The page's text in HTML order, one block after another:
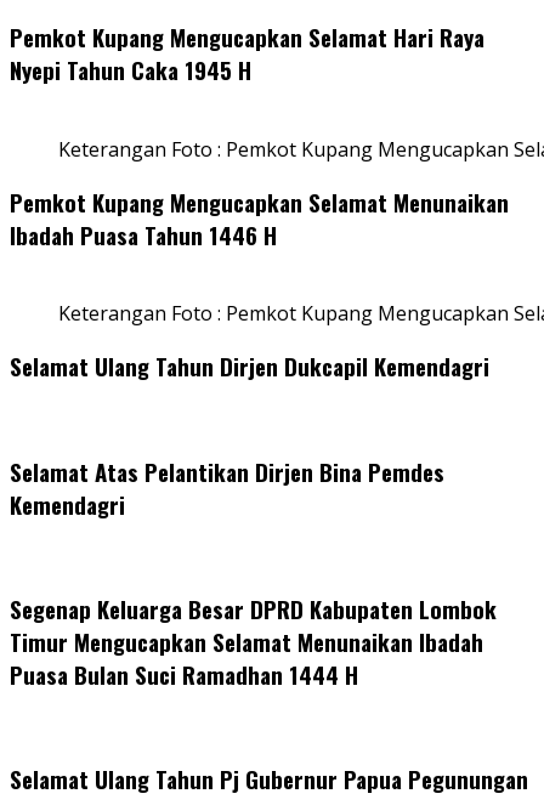
Pemkot Kupang Mengucapkan Selamat Hari Raya
Nyepi Tahun Caka 1945 H
Keterangan Foto : Pemkot Kupang Mengucapkan
Pemkot Kupang Mengucapkan Selamat Menunaikan
Ibadah Puasa Tahun 1446 H
Keterangan Foto : Pemkot Kupang Mengucapkan
Selamat Ulang Tahun Dirjen Dukcapil Kemendagri
Selamat Atas Pelantikan Dirjen Bina Pemdes
Kemendagri
Segenap Keluarga Besar DPRD Kabupaten Lombok
Timur Mengucapkan Selamat Menunaikan Ibadah
Puasa Bulan Suci Ramadhan 1444 H
Selamat Ulang Tahun Pj Gubernur Papua Pegunungan